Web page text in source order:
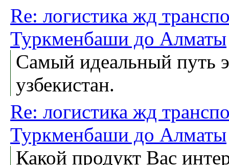
Re: логистика жд
Туркменбаши до Алматы
Самый идеальный путь
узбекистан.
Re: логистика жд
Туркменбаши до Алматы
Какой продукт Вас